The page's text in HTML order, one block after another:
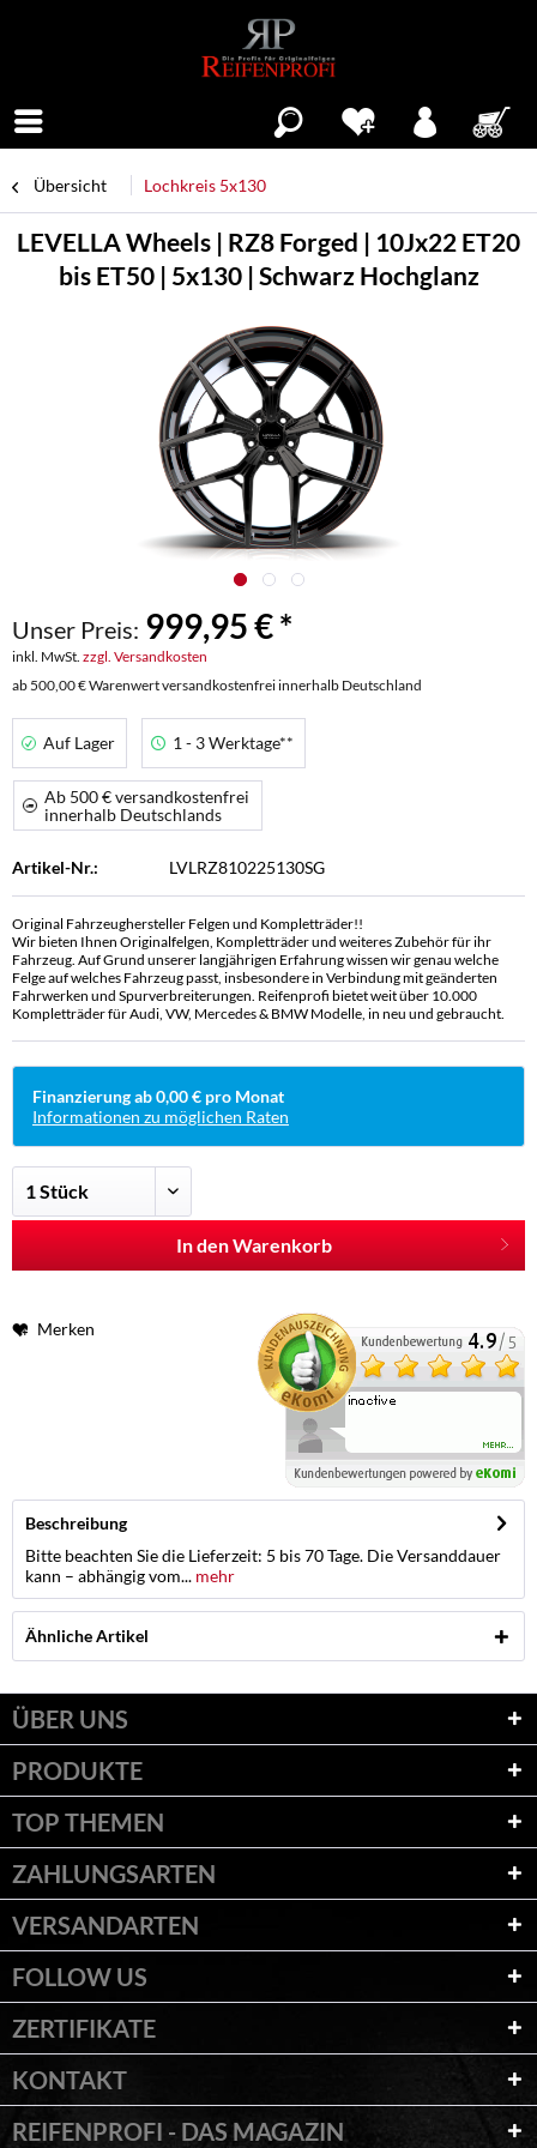
Übersicht Lochkreis 5x130
LEVELLA Wheels | RZ8 Forged | 10Jx22 ET20
bis ET50 | 5x130 | Schwarz Hochglanz
Unser Preis: 999,95 € *
inkl. MwSt. zzgl. Versandkosten
ab 500,00 € Warenwert versandkostenfrei innerhalb Deutschland
Auf Lager 1 - 3 Werktage**
Ab 500 € versandkostenfrei
innerhalb Deutschlands
Artikel-Nr.: LVLRZ810225130SG
Original Fahrzeughersteller Felgen und Kompletträder!!
Wir bieten Ihnen Originalfelgen, Kompletträder und weiteres Zubehör für ihr
Fahrzeug. Auf Grund unserer langjährigen Erfahrung wissen wir genau welche
Felge auf welches Fahrzeug passt, insbesondere in Verbindung mit geänderten
Fahrwerken und Spurverbreiterungen. Reifenprofi bietet weit über 10.000
Kompletträder für Audi, VW, Mercedes & BMW Modelle, in neu und gebraucht.
Finanzierung ab 0,00 € pro Monat
Informationen zu möglichen Raten
In den Warenkorb
Merken
Beschreibung
Bitte beachten Sie die Lieferzeit: 5 bis 70 Tage. Die Versanddauer
kann – abhängig vom... mehr
Ähnliche Artikel
ÜBER UNS
PRODUKTE
TOP THEMEN
ZAHLUNGSARTEN
VERSANDARTEN
FOLLOW US
ZERTIFIKATE
KONTAKT
REIFENPROFI - DAS MAGAZIN